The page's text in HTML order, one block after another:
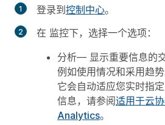
登录到 控制中心。
在 监控下，选择一个选项：
分析— 显示重要信息的
例如使用情况和采用趋
它会自动适应您实时指
信息，请参阅适用于云
Analytics。